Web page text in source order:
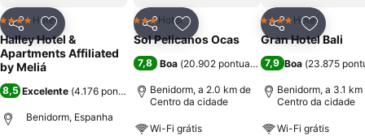
PartilharAdicionar aos favoritos
4 EstrelasHotel
Halley Hotel &
Apartments Affiliated
by Meliá
8,5 Excelente (4.176 pontuações)
Benidorm, Espanha
PartilharAdicionar aos favoritos
3 Estrelas
Hotel
Sol Pelicanos Ocas
7,8 Boa (20.902 pontuações)
Benidorm, a 2.0 km de
Centro da cidade
Wi-Fi grátis
Partilhar
4 EstrelasHotel
Gran Hotel Bali
7,9 Boa (23.875
Benidorm, a 3.1 km
Centro da cidade
Wi-Fi grátis